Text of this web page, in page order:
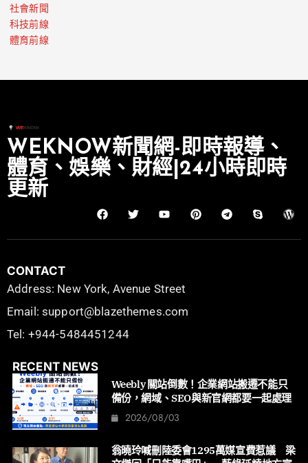
社會新聞
科技前線
體育前線
WEKNOW新聞網-即時報導、
體育、娛樂、財經|24小時即時
更新
CONTACT
Address: New York, Avenue Street
Email: support@blazethemes.com
Tel: +944-5484451244
RECENT NEWS
Weebly 關站倒數！企業網站搬遷不能只
備份，網域、SEO與新官網都要一起處理
2026/08/03
翁曉玲喊刪陸委會1295萬媒宣費惹議 梁